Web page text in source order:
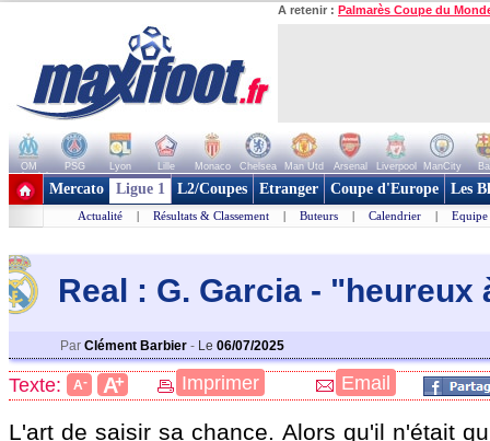
A retenir : Palmarès Coupe du
OM PSG Lyon Lille Monaco Chelsea Man Utd Arsenal Liverpool ManCity
+ de clubs
Mercato Ligue 1 L2/Coupes Etranger Coupe d'Europe Les
Actualité | Résultats & Classement | Buteurs | Calendrier | Equipe
Real : G. Garcia - "heureux
Par Clément Barbier - Le 06/07/2025
Texte: A- A+ Imprimer Email
L'art de saisir sa chance. Alors qu'il n'était